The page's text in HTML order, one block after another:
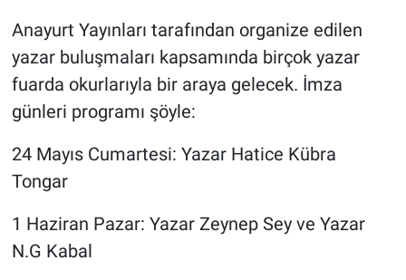
Anayurt Yayınları tarafından organize edilen
yazar buluşmaları kapsamında birçok yazar
fuarda okurlarıyla bir araya gelecek. İmza
günleri programı şöyle:
24 Mayıs Cumartesi: Yazar Hatice Kübra
Tongar
1 Haziran Pazar: Yazar Zeynep Sey ve Yazar
N.G Kabal